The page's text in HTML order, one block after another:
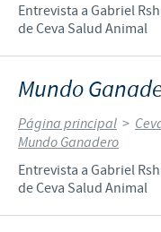
Entrevista a Gabriel
de Ceva Salud Animal
Mundo
Página principal >
Mundo Ganadero
Entrevista a Gabriel
de Ceva Salud Animal